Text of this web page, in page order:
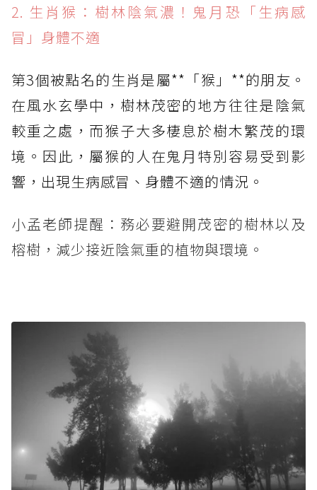
2. 生肖猴：樹林陰氣濃！鬼月恐「生病感
冒」身體不適
第3個被點名的生肖是屬**「猴」**的朋友。
在風水玄學中，樹林茂密的地方往往是陰氣
較重之處，而猴子大多棲息於樹木繁茂的環
境。因此，屬猴的人在鬼月特別容易受到影
響，出現生病感冒、身體不適的情況。
小孟老師提醒：務必要避開茂密的樹林以及
榕樹，減少接近陰氣重的植物與環境。